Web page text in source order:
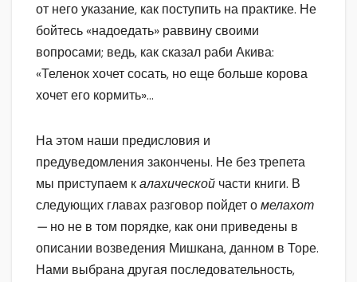
от него указание, как поступить на практике. Не
бойтесь «надоедать» раввину своими
вопросами; ведь, как сказал раби Акива:
«Теленок хочет сосать, но еще больше корова
хочет его кормить»…
На этом наши предисловия и
предуведомления закончены. Не без трепета
мы приступаем калахической части книги. В
следующих главах разговор пойдет омелахот
— но не в том порядке, как они приведены в
описании возведения Мишкана, данном в Торе.
Нами выбрана другая последовательность,